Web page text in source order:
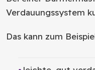
Verdauungssystem
Das kann zum